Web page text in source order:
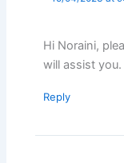
Hi Noraini,
will assist you.
Reply